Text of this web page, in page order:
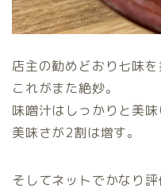
店主の勧めどおり七味を
これがまた絶妙。
味噌汁はしっかりと美
美味さが2割は増す。
そしてネットでかなり